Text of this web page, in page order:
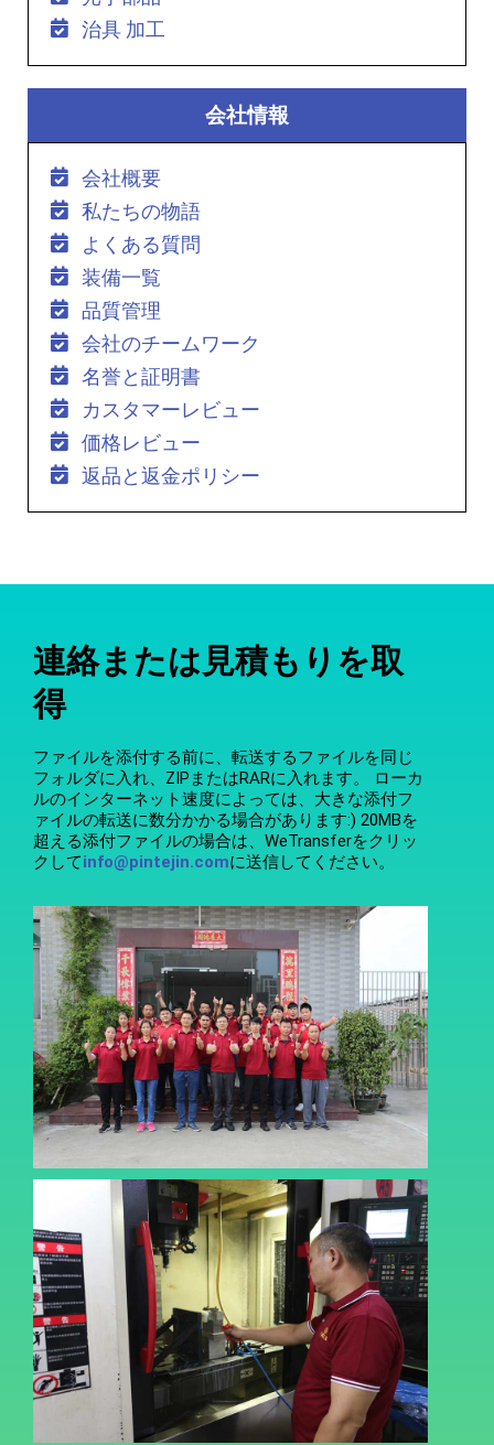
治具 加工
会社情報
会社概要
私たちの物語
よくある質問
装備一覧
品質管理
会社のチームワーク
名誉と証明書
カスタマーレビュー
価格レビュー
返品と返金ポリシー
連絡または見積もりを取
得
ファイルを添付する前に、転送するファイルを同じ
フォルダに入れ、ZIPまたはRARに入れます。 ローカ
ルのインターネット速度によっては、大きな添付フ
ァイルの転送に数分かかる場合があります:) 20MBを
超える添付ファイルの場合は、WeTransferをクリッ
クしてinfo@pintejin.comに送信してください。